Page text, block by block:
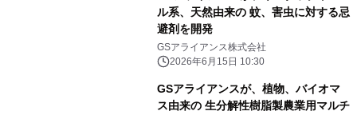
ル系、天然由来の 蚊、害虫に対する忌
避剤を開発
GSアライアンス株式会社
2026年6月15日 10:30
GSアライアンスが、植物、バイオマ
ス由来の 生分解性樹脂製農業用マルチ